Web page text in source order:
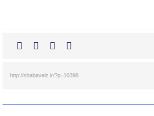
http://shabaveiz.ir/?p=10398